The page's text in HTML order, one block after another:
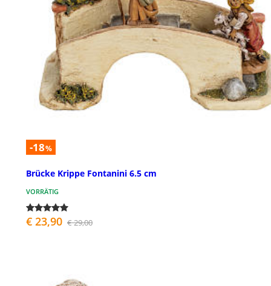
-18%
Brücke Krippe Fontanini 6.5 cm
VORRÄTIG
€ 23,90 € 29,00